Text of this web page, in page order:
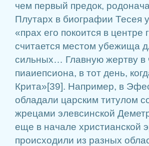
чем первый предок,
Плутарх в биографии Тесея
«прах его покоится в
считается местом убежища
сильных… Главную жертву в
пиаиепсиона, в тот день,
Крита»[39]. Например, в
обладали царским титулом
жрецами элевсинской
еще в начале христианской
происходили из разных